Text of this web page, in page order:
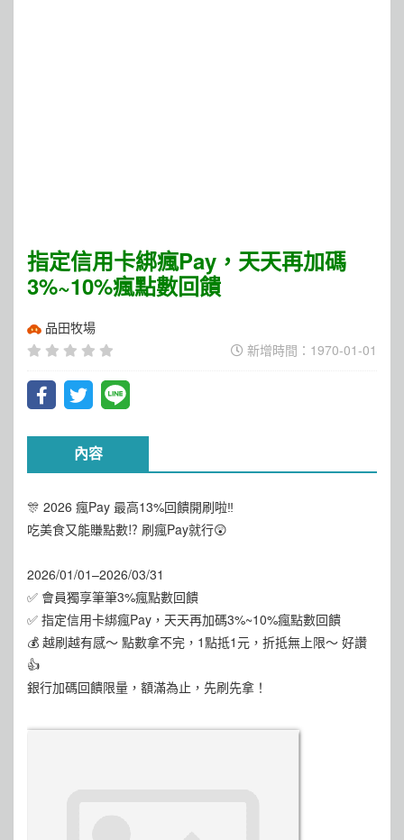
指定信用卡綁瘋Pay，天天再加碼
3%~10%瘋點數回饋
品田牧場
新增時間：1970-01-01
內容
🎊 2026 瘋Pay 最高13%回饋開刷啦‼️
吃美食又能賺點數⁉️ 刷瘋Pay就行😲
2026/01/01–2026/03/31
✅ 會員獨享筆筆3%瘋點數回饋
✅ 指定信用卡綁瘋Pay，天天再加碼3%~10%瘋點數回饋
💰 越刷越有感～ 點數拿不完，1點抵1元，折抵無上限～ 好讚
👍
銀行加碼回饋限量，額滿為止，先刷先拿！